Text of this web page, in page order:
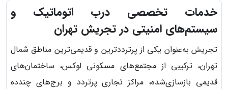
خدمات تخصصی درب اتوماتیک و
سیستم‌های امنیتی در تجریش تهران
تجریش به‌عنوان یکی از پرترددترین و قدیمی‌ترین مناطق شمال
تهران، ترکیبی از مجتمع‌های مسکونی لوکس، ساختمان‌های
قدیمی بازسازی‌شده، مراکز تجاری پرتردد و برج‌های چندده